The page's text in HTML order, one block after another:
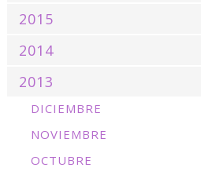
2015
2014
2013
DICIEMBRE
NOVIEMBRE
OCTUBRE